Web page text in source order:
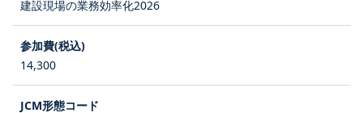
建設現場の業務効率化2026
14,300